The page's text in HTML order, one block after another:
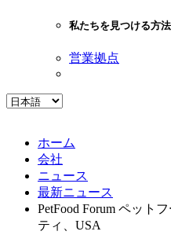
私たちを見つける方
営業拠点
ホーム
会社
ニュース
最新ニュース
PetFood Forum ペット
ティ、USA